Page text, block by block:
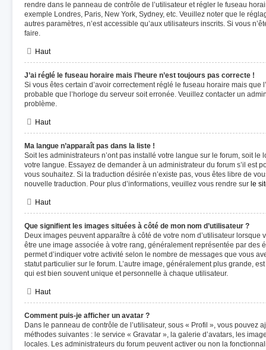
rendre dans le panneau de contrôle de l’utilisateur et régler le fuseau
exemple Londres, Paris, New York, Sydney, etc. Veuillez noter que le
autres paramètres, n’est accessible qu’aux utilisateurs inscrits. Si vous
faire.
Haut
J’ai réglé le fuseau horaire mais l’heure n’est toujours pas correcte !
Si vous êtes certain d’avoir correctement réglé le fuseau horaire mais que
probable que l’horloge du serveur soit erronée. Veuillez contacter un
problème.
Haut
Ma langue n’apparaît pas dans la liste !
Soit les administrateurs n’ont pas installé votre langue sur le forum, soit le
votre langue. Essayez de demander à un administrateur du forum s’il est
vous souhaitez. Si la traduction désirée n’existe pas, vous êtes libre de
nouvelle traduction. Pour plus d’informations, veuillez vous rendre sur le
Haut
Que signifient les images situées à côté de mon nom d’utilisateur ?
Deux images peuvent apparaître à côté de votre nom d’utilisateur lorsque
être une image associée à votre rang, généralement représentée par des
permet d’indiquer votre activité selon le nombre de messages que vous
statut particulier sur le forum. L’autre image, généralement plus grande,
qui est bien souvent unique et personnelle à chaque utilisateur.
Haut
Comment puis-je afficher un avatar ?
Dans le panneau de contrôle de l’utilisateur, sous « Profil », vous pouvez
méthodes suivantes : le service « Gravatar », la galerie d’avatars, les
locales. Les administrateurs du forum peuvent activer ou non la